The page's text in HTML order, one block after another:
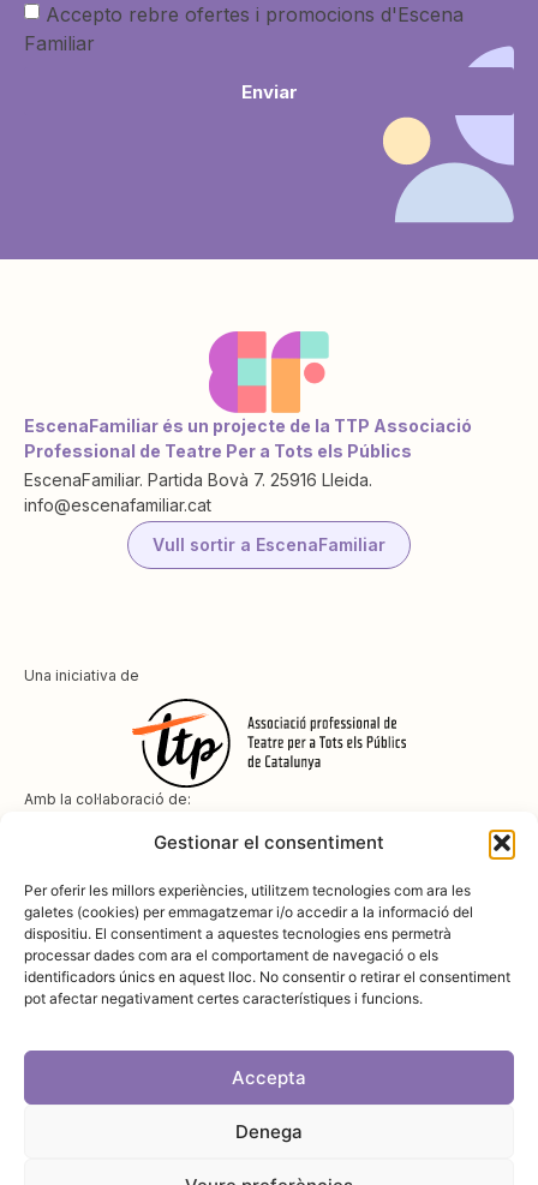
Gestionar el consentiment
Per oferir les millors experiències, utilitzem tecnologies com ara les
galetes (cookies) per emmagatzemar i/o accedir a la informació del
dispositiu. El consentiment a aquestes tecnologies ens permetrà
processar dades com ara el comportament de navegació o els
identificadors únics en aquest lloc. No consentir o retirar el consentiment
pot afectar negativament certes característiques i funcions.
Accepta
Denega
Accepto rebre ofertes i promocions d'Escena
Familiar
Enviar
EscenaFamiliar és un projecte de la TTP Associació
Professional de Teatre Per a Tots els Públics
EscenaFamiliar. Partida Bovà 7. 25916 Lleida.
info@escenafamiliar.cat
Vull sortir a EscenaFamiliar
Una iniciativa de
Amb la col·laboració de:
Amb el suport de